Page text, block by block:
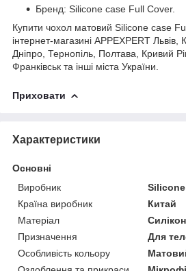
Бренд: Silicone case Full Cover.
Купити чохол матовий Silicone case
інтернет-магазині APPEXPERT Львів,
Дніпро, Тернопіль, Полтава, Кривий
Франківськ та інші міста України.
Приховати
Характеристики
Основні
Виробник
Країна виробник
Китай
Матеріал
Силікон
Призначення
Для
Особливість кольору